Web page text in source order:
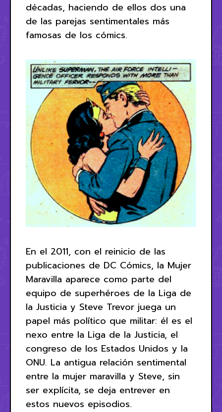
décadas, haciendo de ellos dos una
de las parejas sentimentales más
famosas de los cómics.
En el 2011, con el reinicio de las
publicaciones de DC Cómics, la Mujer
Maravilla aparece como parte del
equipo de superhéroes de la Liga de
la Justicia y Steve Trevor juega un
papel más político que militar: él es el
nexo entre la Liga de la Justicia, el
congreso de los Estados Unidos y la
ONU. La antigua relación sentimental
entre la mujer maravilla y Steve, sin
ser explícita, se deja entrever en
estos nuevos episodios.